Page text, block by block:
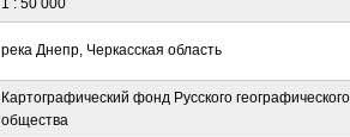
1 : 50 000
река Днепр, Черкасская область
Картографический фонд Русского географического
общества